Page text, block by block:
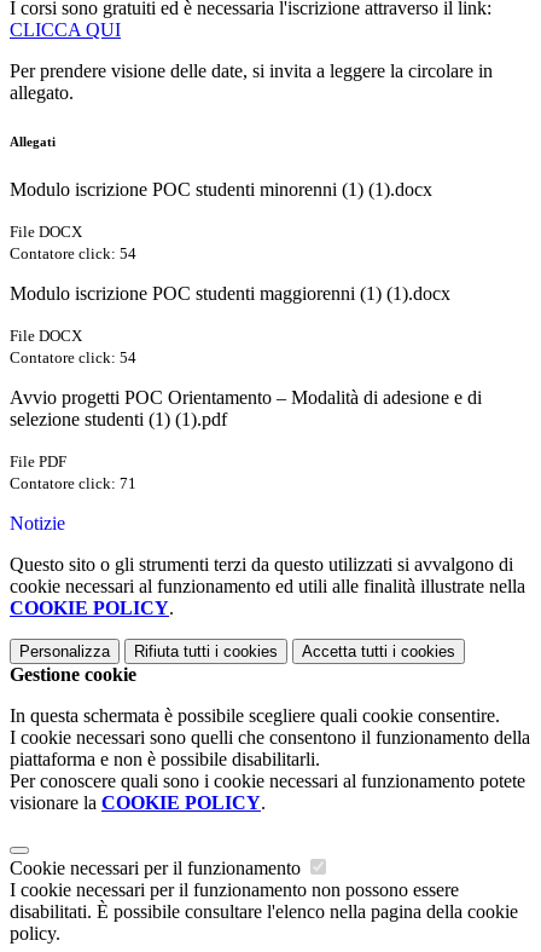
I corsi sono gratuiti ed è necessaria l'iscrizione attraverso il link:
CLICCA QUI
Per prendere visione delle date, si invita a leggere la circolare in
allegato.
Allegati
Modulo iscrizione POC studenti minorenni (1) (1).docx
File DOCX
Contatore click: 54
Modulo iscrizione POC studenti maggiorenni (1) (1).docx
File DOCX
Contatore click: 54
Avvio progetti POC Orientamento – Modalità di adesione e di
selezione studenti (1) (1).pdf
File PDF
Contatore click: 71
Notizie
Questo sito o gli strumenti terzi da questo utilizzati si avvalgono di
cookie necessari al funzionamento ed utili alle finalità illustrate nella
COOKIE POLICY.
Personalizza Rifiuta tutti i cookies Accetta tutti i cookies
Gestione cookie
In questa schermata è possibile scegliere quali cookie consentire.
I cookie necessari sono quelli che consentono il funzionamento della
piattaforma e non è possibile disabilitarli.
Per conoscere quali sono i cookie necessari al funzionamento potete
visionare la COOKIE POLICY.
Cookie necessari per il funzionamento
I cookie necessari per il funzionamento non possono essere
disabilitati. È possibile consultare l'elenco nella pagina della cookie
policy.